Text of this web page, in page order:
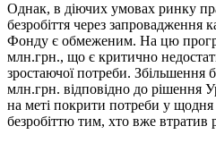
Однак, в діючих умовах ринку
безробіття через запровадження
Фонду є обмеженим. На цю
млн.грн., що є критично
зростаючої потреби.
млн.грн. відповідно до рішення
на меті покрити потреби у
безробіттю тим, хто вже втратив